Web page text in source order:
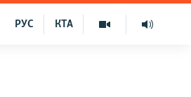
КТА
РУС